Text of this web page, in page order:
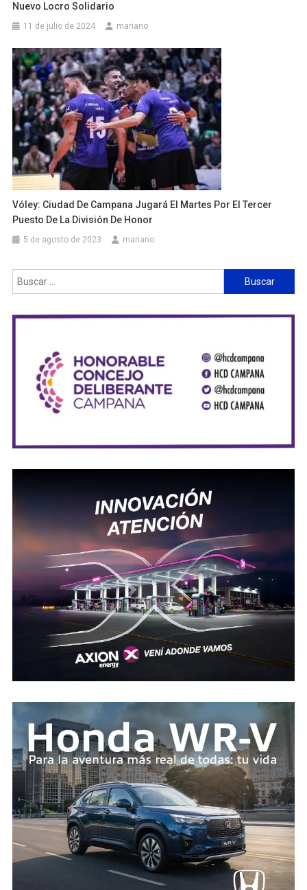
Nuevo Locro Solidario
11 de julio de 2024 mariano
Vóley: Ciudad De Campana Jugará El Martes Por El Tercer
Puesto De La División De Honor
5 de agosto de 2023 mariano
Buscar: